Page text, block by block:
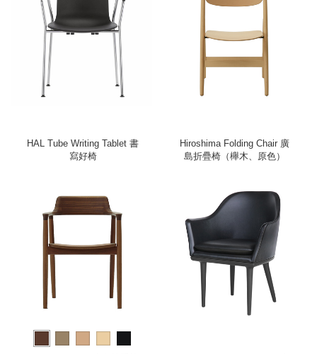
HAL Tube Writing Tablet 書
寫好椅
Hiroshima Folding Chair 廣
島折疊椅（櫸木、原色）